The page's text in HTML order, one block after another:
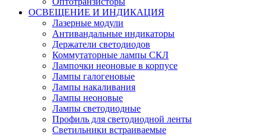
ОСВЕЩЕНИЕ И ИНДИКАЦИЯ
Лазерные модули
Антивандальные индикаторы
Держатели светодиодов
Коммутаторные лампы СКЛ
Лампочки неоновые в корпусе
Лампы галогеновые
Лампы накаливания
Лампы неоновые
Лампы светодиодные
Профиль для светодиодной ленты
Светильники встраиваемые